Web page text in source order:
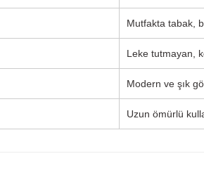
Mutfakta tabak,
Leke tutmayan,
Modern ve şık
Uzun ömürlü